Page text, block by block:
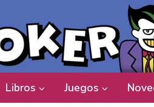
Libros Juegos